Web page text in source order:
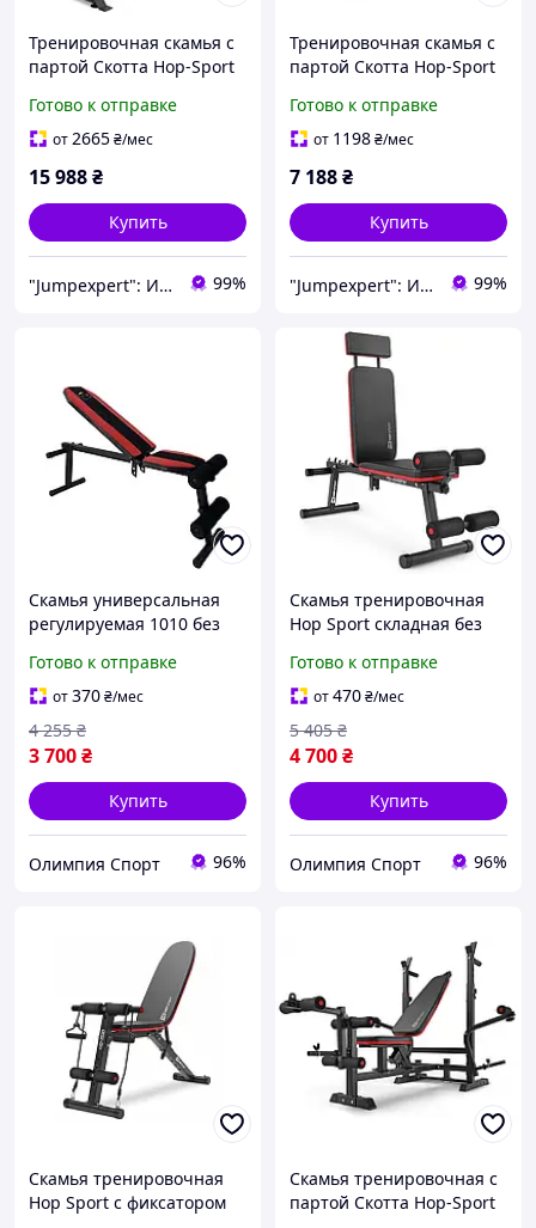
Тренировочная скамья с
партой Скотта Hop-Sport
37 кг Черный
Готово к отправке
от2665₴/мес
15 988₴
Купить
"Jumpexpert": Интернет-магазин товаров для активного отдыха и спорта! 99%
Тренировочная скамья с
партой Скотта Hop-Sport
20 кг Черный
Готово к отправке
от 1198₴/мес
7 188₴
Купить
"Jumpexpert": Интернет-магазин товаров для активного отдыха и спорта! 99%
Скамья универсальная
регулируемая 1010 без
Готово к отправке
от370₴/мес
3 700₴
4 255 ₴
Купить
Олимпия Спорт 96%
Скамья тренировочная
Hop Sport складная без
Готово к отправке
от470₴/мес
4 700₴
5 405 ₴
Купить
Олимпия Спорт 96%
Скамья тренировочная
Hop Sport с фиксатором
Скамья тренировочная с
партой Скотта Hop-Sport